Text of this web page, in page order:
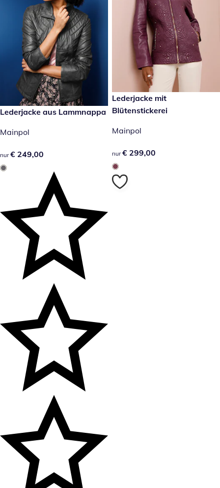
€ 249,00
Lederjacke aus Lammnappa
Mainpol
€ 249,00
nur € 249,00
€ 299,00
Lederjacke mit
Blütenstickerei
Mainpol
€ 299,00
nur € 299,00